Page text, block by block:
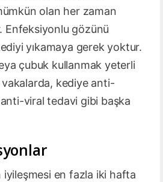
olan her zaman
Enfeksiyonlu gözünü
yıkamaya gerek yoktur.
çubuk kullanmak yeterli
vakalarda, kediye anti-
viral tedavi gibi başka
iyileşmesi en fazla iki hafta